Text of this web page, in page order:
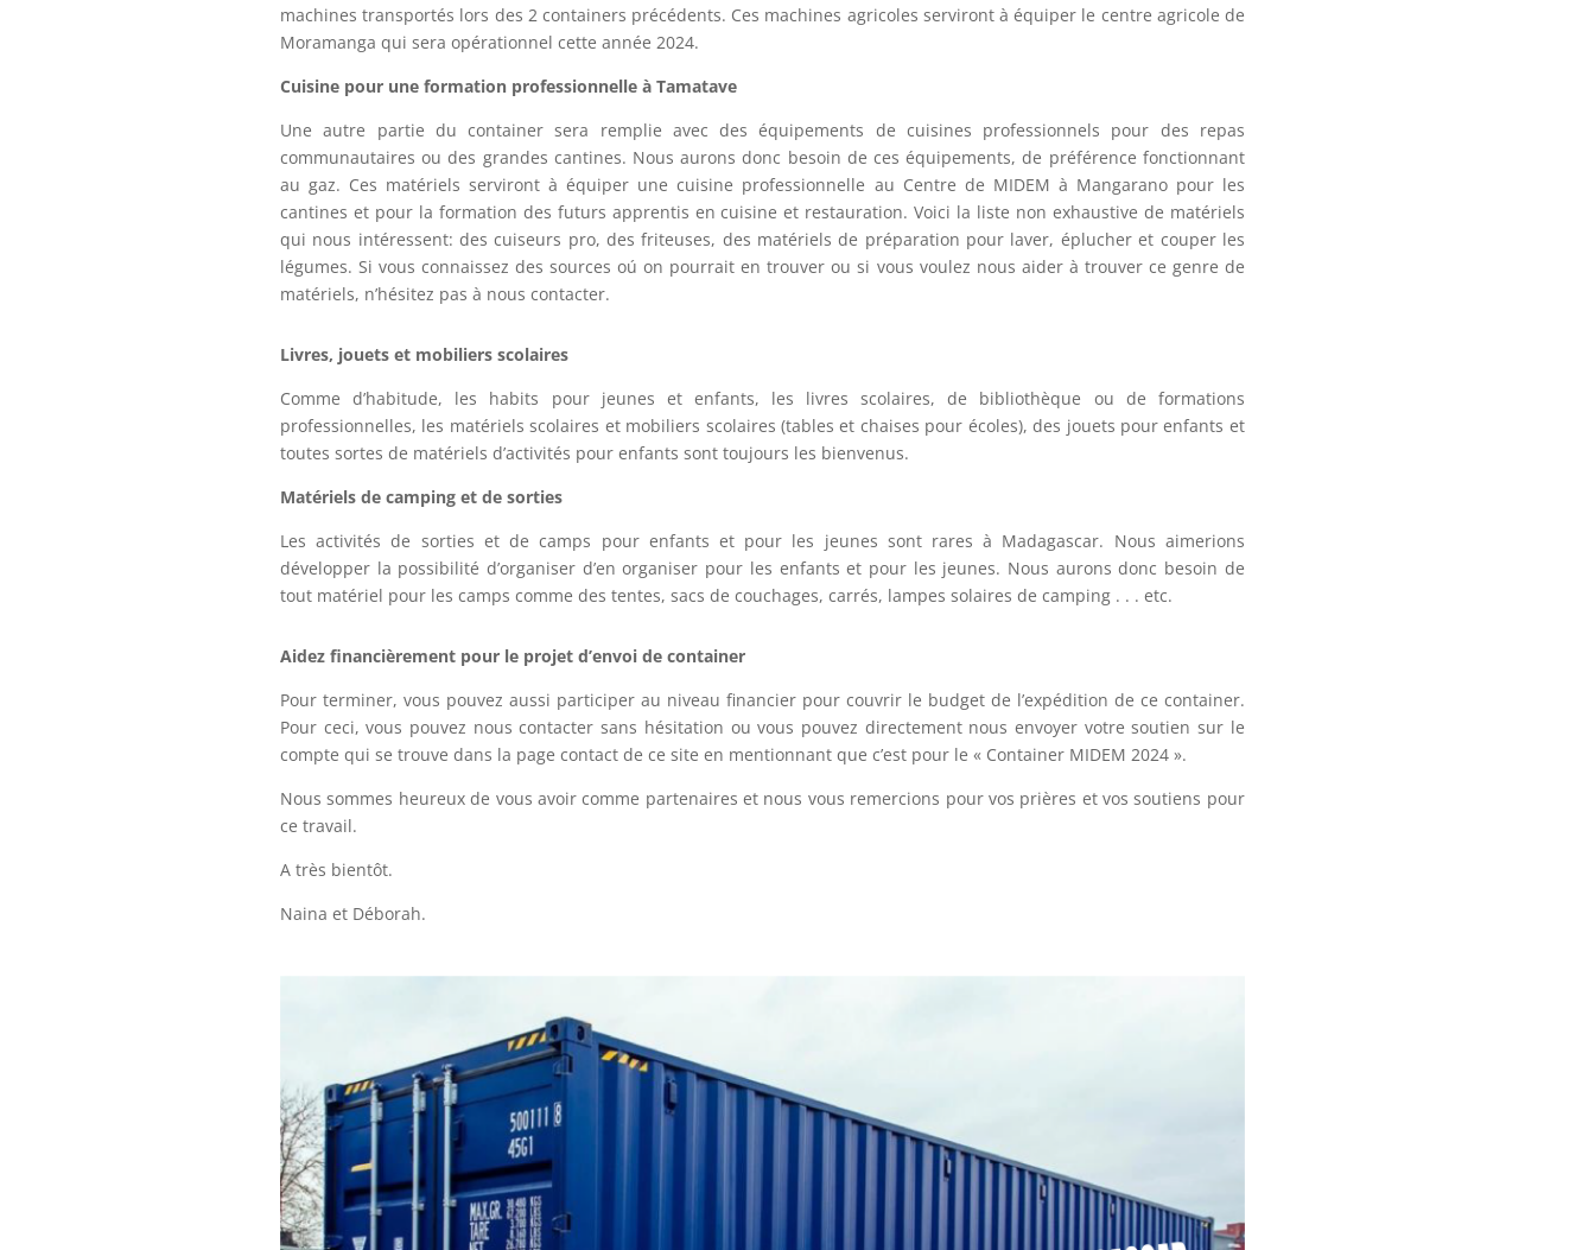
machines transportés lors des 2 containers précédents. Ces machines agricoles serviront à équiper le centre agricole de
Moramanga qui sera opérationnel cette année 2024.
Cuisine pour une formation professionnelle à Tamatave
Une autre partie du container sera remplie avec des équipements de cuisines professionnels pour des repas
communautaires ou des grandes cantines. Nous aurons donc besoin de ces équipements, de préférence fonctionnant
au gaz. Ces matériels serviront à équiper une cuisine professionnelle au Centre de MIDEM à Mangarano pour les
cantines et pour la formation des futurs apprentis en cuisine et restauration. Voici la liste non exhaustive de matériels
qui nous intéressent: des cuiseurs pro, des friteuses, des matériels de préparation pour laver, éplucher et couper les
légumes. Si vous connaissez des sources oú on pourrait en trouver ou si vous voulez nous aider à trouver ce genre de
matériels, n’hésitez pas à nous contacter.
Livres, jouets et mobiliers scolaires
Comme d’habitude, les habits pour jeunes et enfants, les livres scolaires, de bibliothèque ou de formations
professionnelles, les matériels scolaires et mobiliers scolaires (tables et chaises pour écoles), des jouets pour enfants et
toutes sortes de matériels d’activités pour enfants sont toujours les bienvenus.
Matériels de camping et de sorties
Les activités de sorties et de camps pour enfants et pour les jeunes sont rares à Madagascar. Nous aimerions
développer la possibilité d’organiser d’en organiser pour les enfants et pour les jeunes. Nous aurons donc besoin de
tout matériel pour les camps comme des tentes, sacs de couchages, carrés, lampes solaires de camping . . . etc.
Aidez financièrement pour le projet d’envoi de container
Pour terminer, vous pouvez aussi participer au niveau financier pour couvrir le budget de l’expédition de ce container.
Pour ceci, vous pouvez nous contacter sans hésitation ou vous pouvez directement nous envoyer votre soutien sur le
compte qui se trouve dans la page contact de ce site en mentionnant que c’est pour le « Container MIDEM 2024 ».
Nous sommes heureux de vous avoir comme partenaires et nous vous remercions pour vos prières et vos soutiens pour
ce travail.
A très bientôt.
Naina et Déborah.